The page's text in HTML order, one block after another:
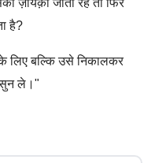
ज़ायक़ा जाता रहे तो फिर
है?
लिए बल्कि उसे निकालकर
सुन ले।"